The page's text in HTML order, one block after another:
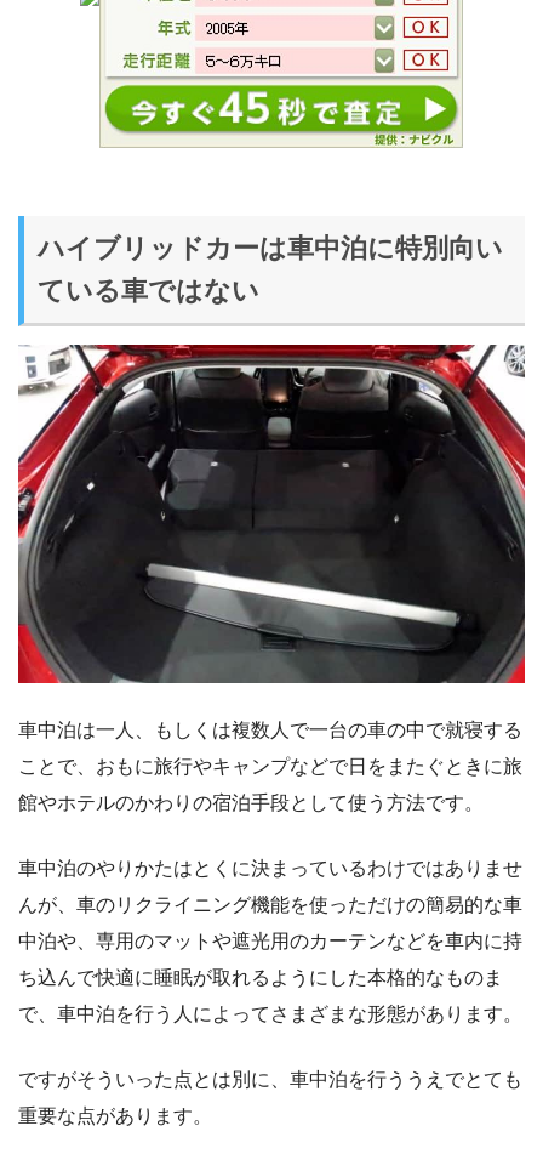
ハイブリッドカーは車中泊に特別向い
ている車ではない
車中泊は一人、もしくは複数人で一台の車の中で就寝する
ことで、おもに旅行やキャンプなどで日をまたぐときに旅
館やホテルのかわりの宿泊手段として使う方法です。
車中泊のやりかたはとくに決まっているわけではありませ
んが、車のリクライニング機能を使っただけの簡易的な車
中泊や、専用のマットや遮光用のカーテンなどを車内に持
ち込んで快適に睡眠が取れるようにした本格的なものま
で、車中泊を行う人によってさまざまな形態があります。
ですがそういった点とは別に、車中泊を行ううえでとても
重要な点があります。